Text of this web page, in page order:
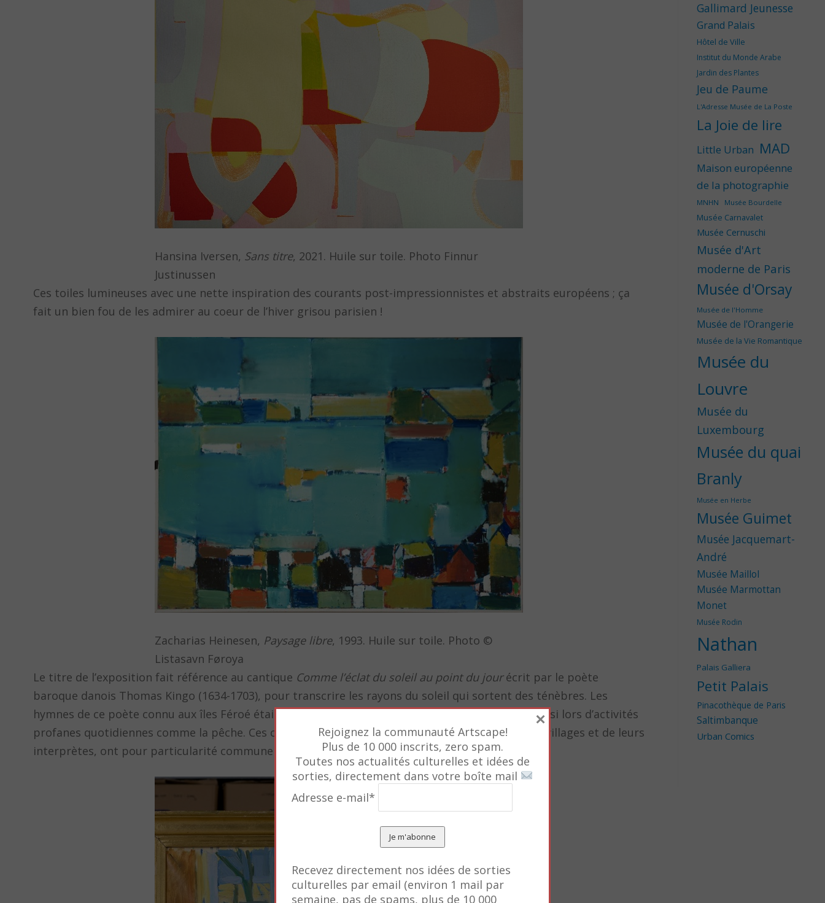
Hansina Iversen, Sans titre, 2021. Huile sur toile. Photo Finnur
Justinussen
Ces toiles lumineuses avec une nette inspiration des courants post-impressionnistes et abstraits européens ; ça
fait un bien fou de les admirer au coeur de l’hiver grisou parisien !
Zacharias Heinesen, Paysage libre, 1993. Huile sur toile. Photo ©
Listasavn Føroya
Le titre de l’exposition fait référence au cantique Comme l’éclat du soleil au point du jourécrit par le poète
baroque danois Thomas Kingo (1634-1703), pour transcrire les rayons du soleil qui sortent des ténèbres. Les
hymnes de ce poète connu aux îles Féroé étaient chantés lors de cérémonies religieuses mais aussi lors d’activités
profanes quotidiennes comme la pêche. Ces chants, chantés de manière diverse en fonction des villages et de leurs
interprètes, ont pour particularité commune de ne pas avoir d’accompagnement instrumental.
Gallimard Jeunesse
Grand Palais
Hôtel de Ville
Institut du Monde Arabe
Jardin des Plantes
Jeu de Paume
L'Adresse Musée de La Poste
La Joie de lire
Little Urban MAD
Maison européenne
de la photographie
MNHN Musée Bourdelle
Musée Carnavalet
Musée Cernuschi
Musée d'Art
moderne de Paris
Musée d'Orsay
Musée de l'Homme
Musée de l'Orangerie
Musée de la Vie Romantique
Musée du
Louvre
Musée du
Luxembourg
Musée du quai
Branly
Musée en Herbe
Musée Guimet
Musée Jacquemart-
André
Musée Maillol
Musée Marmottan
Monet
Musée Rodin
Nathan
Palais Galliera
Petit Palais
Pinacothèque de Paris
Saltimbanque
Urban Comics
Rejoignez la communauté Artscape!
Plus de 10 000 inscrits, zero spam.
Toutes nos actualités culturelles et idées de
sorties, directement dans votre boîte mail
Adresse e-mail*
Recevez directement nos idées de sorties
culturelles par email (environ 1 mail par
semaine, pas de spams, plus de 10 000
×